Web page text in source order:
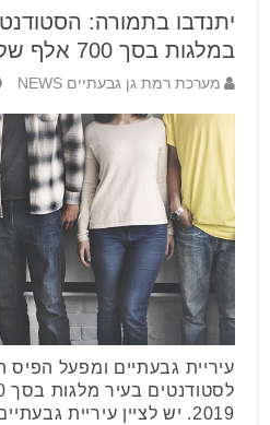
יתנדבו בתמורה:
במלגות בסך 700 אלף שקל בשנת 2019
מערכת רמת גן גבעתיים NEWS
עיריית גבעתיים ומפעל הפיס